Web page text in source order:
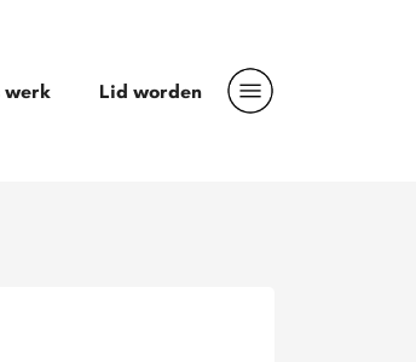
werk Lid worden